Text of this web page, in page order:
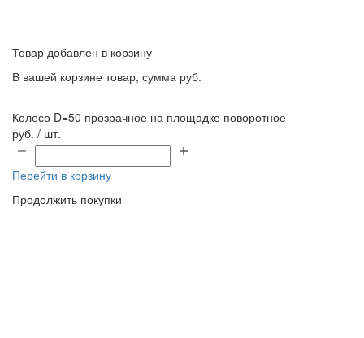
Товар добавлен в корзину
В вашей корзине товар, сумма руб.
Колесо D=50 прозрачное на площадке поворотное
руб. / шт.
Перейти в корзину
Продолжить покупки